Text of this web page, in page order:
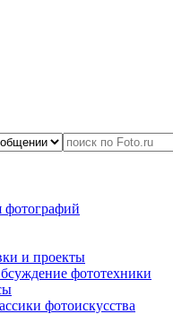
фотографий
и проекты
фототехники
фотоискусства